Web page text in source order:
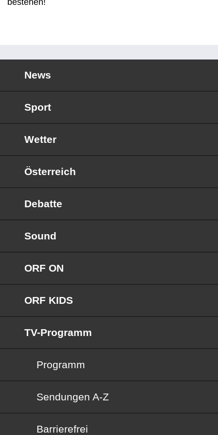
bestehen!
News
Sport
Wetter
Österreich
Debatte
Sound
ORF ON
ORF KIDS
TV-Programm
Programm
Sendungen von A bis Z
Sendungen A-Z
Barrierefrei
Barrierefrei